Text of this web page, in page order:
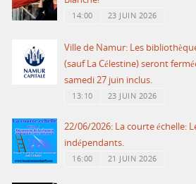
14:00 23 JUIN 2026
Ville de Namur: Les
(sauf La Célestine) seront
samedi 27 juin inclus.
13:10 23 JUIN 2026
22/06/2026: La courte échelle:
indépendants.
16:00 21 JUIN 2026